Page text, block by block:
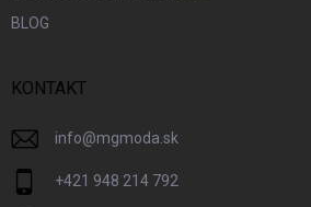
BLOG
KONTAKT
info@mgmoda.sk
+421 948 214 792